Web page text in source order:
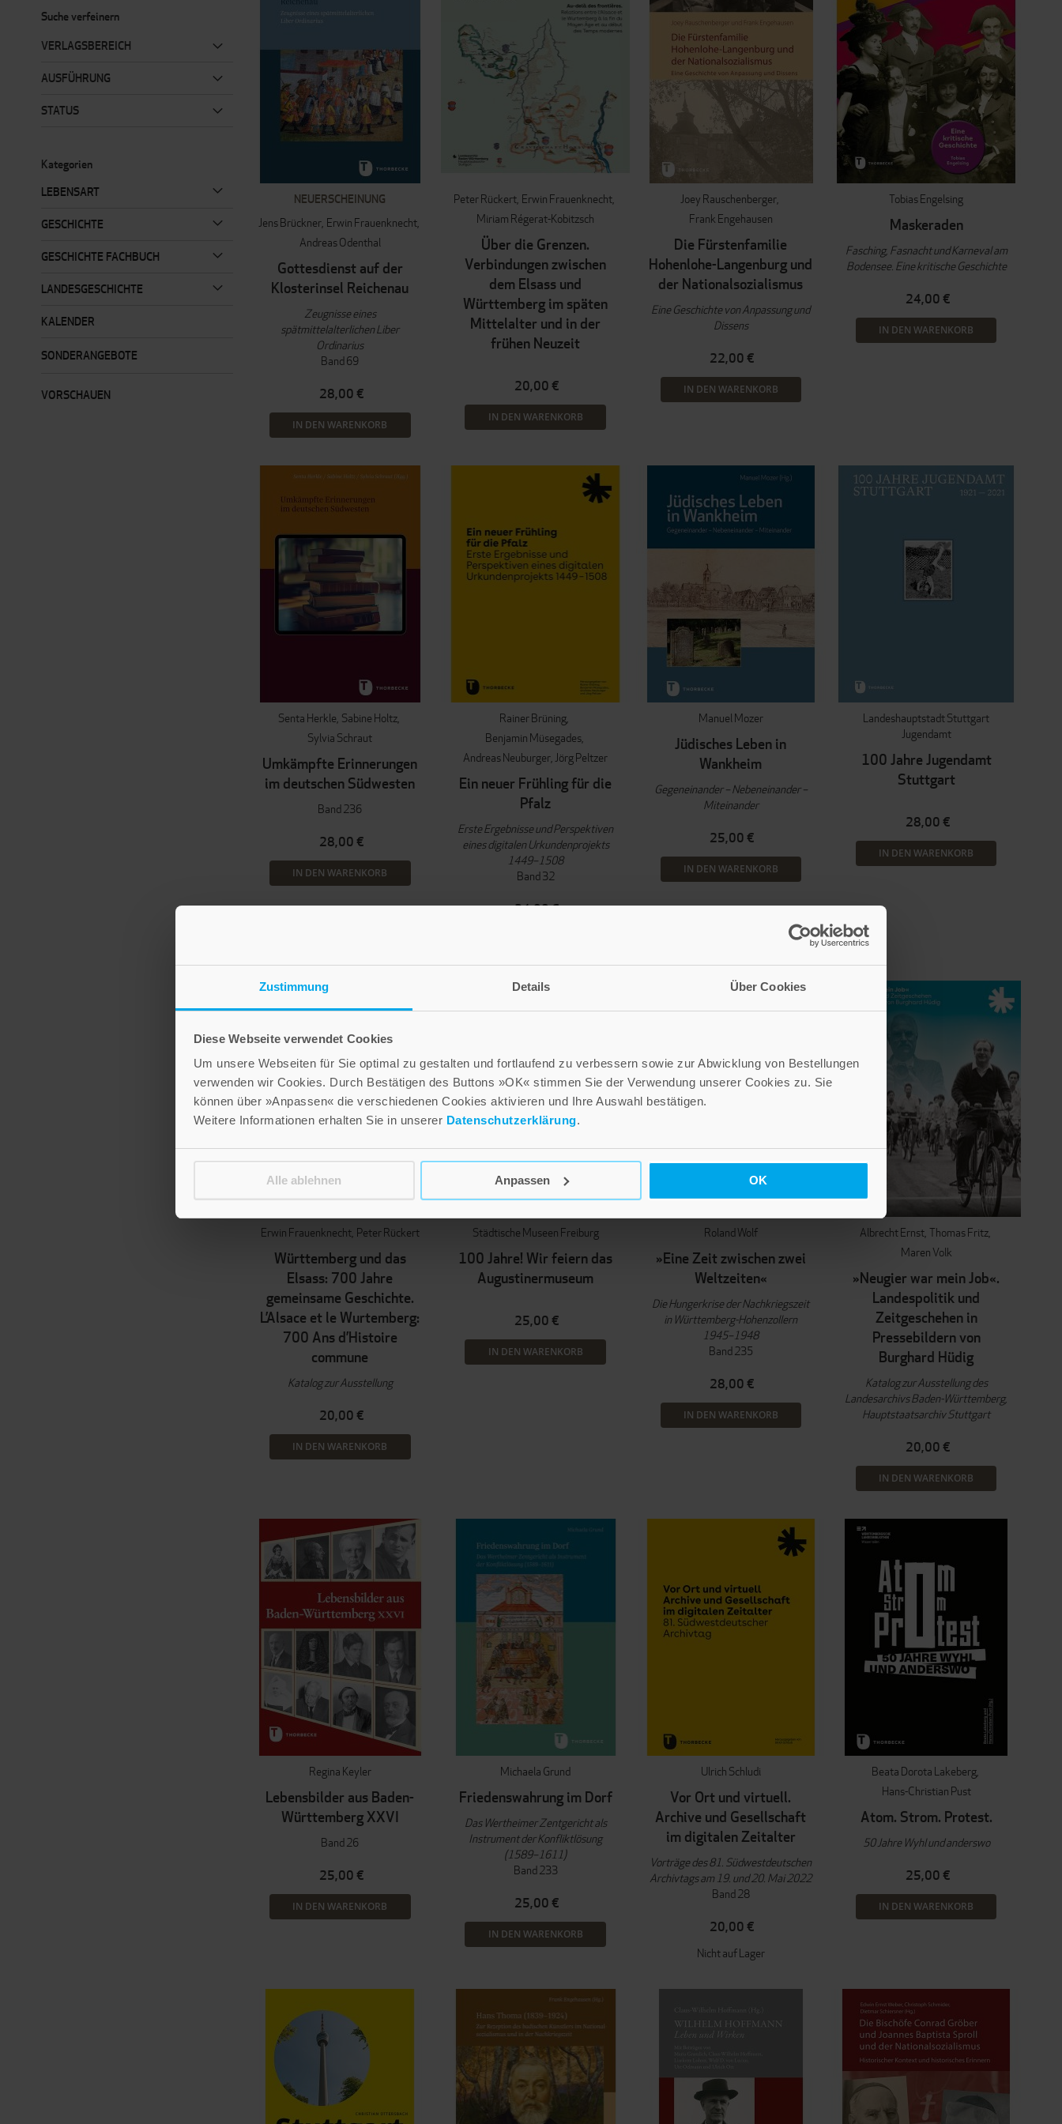
Zustimmung Details Über Cookies
Diese Webseite verwendet Cookies
Um unsere Webseiten für Sie optimal zu gestalten und fortlaufend zu verbessern sowie zur Abwicklung von Bestellungen
verwenden wir Cookies. Durch Bestätigen des Buttons »OK« stimmen Sie der Verwendung unserer Cookies zu. Sie
können über »Anpassen« die verschiedenen Cookies aktivieren und Ihre Auswahl bestätigen.
Weitere Informationen erhalten Sie in unserer Datenschutzerklärung.
Alle ablehnen Anpassen OK
NEUERSCHEINUNG
Jens Brückner Erwin Frauenknecht
Andreas Odenthal
Gottesdienst auf der
Klosterinsel Reichenau
Zeugnisse eines
spätmittelalterlichen Liber
Ordinarius
Band 69
28,00 €
IN DEN WARENKORB
Peter Rückert Erwin Frauenknecht
Miriam Régerat-Kobitzsch
Über die Grenzen.
Verbindungen zwischen
dem Elsass und
Württemberg im späten
Mittelalter und in der
frühen Neuzeit
20,00 €
IN DEN WARENKORB
Joey Rauschenberger
Frank Engehausen
Die Fürstenfamilie
Hohenlohe-Langenburg und
der Nationalsozialismus
Eine Geschichte von Anpassung und
Dissens
22,00 €
IN DEN WARENKORB
Tobias Engelsing
Maskeraden
Fasching, Fasnacht und Karneval am
Bodensee. Eine kritische Geschichte
24,00 €
IN DEN WARENKORB
Senta Herkle Sabine Holtz
Sylvia Schraut
Umkämpfte Erinnerungen
im deutschen Südwesten
Band 236
28,00 €
IN DEN WARENKORB
Rainer Brüning
Benjamin Müsegades
Andreas Neuburger Jörg Peltzer
Ein neuer Frühling für die
Pfalz
Erste Ergebnisse und Perspektiven
eines digitalen Urkundenprojekts
1449–1508
Band 32
24,00 €
Manuel Mozer
Jüdisches Leben in
Wankheim
Gegeneinander – Nebeneinander –
Miteinander
25,00 €
IN DEN WARENKORB
Landeshauptstadt Stuttgart
Jugendamt
100 Jahre Jugendamt
Stuttgart
28,00 €
IN DEN WARENKORB
Erwin Frauenknecht Peter Rückert
Württemberg und das
Elsass: 700 Jahre
gemeinsame Geschichte.
L’Alsace et le Wurtemberg:
700 Ans d’Histoire
commune
Katalog zur Ausstellung
20,00 €
IN DEN WARENKORB
Städtische Museen Freiburg
100 Jahre! Wir feiern das
Augustinermuseum
25,00 €
IN DEN WARENKORB
Roland Wolf
»Eine Zeit zwischen zwei
Weltzeiten«
Die Hungerkrise der Nachkriegszeit
in Württemberg-Hohenzollern
1945–1948
Band 235
28,00 €
IN DEN WARENKORB
Albrecht Ernst Thomas Fritz
Maren Volk
»Neugier war mein Job«.
Landespolitik und
Zeitgeschehen in
Pressebildern von
Burghard Hüdig
Katalog zur Ausstellung des
Landesarchivs Baden-Württemberg,
Hauptstaatsarchiv Stuttgart
20,00 €
IN DEN WARENKORB
Regina Keyler
Lebensbilder aus Baden-
Württemberg XXVI
Band 26
25,00 €
IN DEN WARENKORB
Michaela Grund
Friedenswahrung im Dorf
Das Wertheimer Zentgericht als
Instrument der Konfliktlösung
(1589–1611)
Band 233
25,00 €
IN DEN WARENKORB
Ulrich Schludi
Vor Ort und virtuell.
Archive und Gesellschaft
im digitalen Zeitalter
Vorträge des 81. Südwestdeutschen
Archivtags am 19. und 20. Mai 2022
Band 28
20,00 €
Nicht auf Lager
Beata Dorota Lakeberg
Hans-Christian Pust
Atom. Strom. Protest.
50 Jahre Wyhl und anderswo
25,00 €
IN DEN WARENKORB
Suche verfeinern
VERLAGSBEREICH
AUSFÜHRUNG
STATUS
Kategorien
LEBENSART
GESCHICHTE
GESCHICHTE FACHBUCH
LANDESGESCHICHTE
KALENDER
SONDERANGEBOTE
VORSCHAUEN